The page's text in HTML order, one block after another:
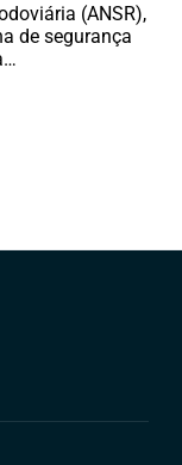
(ANSR),
de segurança